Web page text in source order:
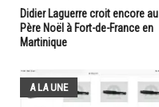
Didier Laguerre croit encore au
Père Noël à Fort-de-France en
Martinique
A LA UNE